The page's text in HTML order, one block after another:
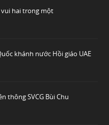
vui hai trong một
khánh nước Hồi giáo UAE
thông SVCG Bùi Chu